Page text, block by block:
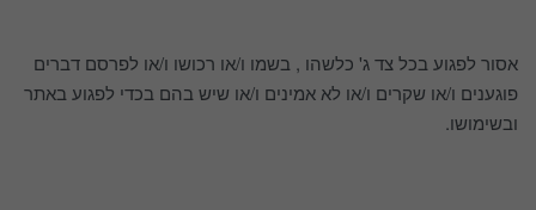
אסור לפגוע בכל צד ג' כלשהו , בשמו ו/או רכושו ו/או לפרסם דברים
פוגענים ו/או שקרים ו/או לא אמינים ו/או שיש בהם בכדי לפגוע באתר
ובשימושו.